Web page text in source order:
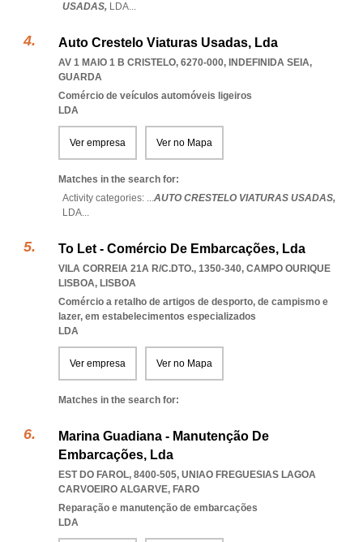
USADAS, LDA...
Auto Crestelo Viaturas Usadas, Lda
AV 1 MAIO 1 B CRISTELO, 6270-000, INDEFINIDA SEIA,
GUARDA
Comércio de veículos automóveis ligeiros
LDA
Ver empresa Ver no Mapa
Matches in the search for:
Activity categories: ...AUTO CRESTELO VIATURAS USADAS,
LDA...
To Let - Comércio De Embarcações, Lda
VILA CORREIA 21A R/C.DTO., 1350-340, CAMPO OURIQUE
LISBOA, LISBOA
Comércio a retalho de artigos de desporto, de campismo e
lazer, em estabelecimentos especializados
LDA
Ver empresa Ver no Mapa
Matches in the search for:
Marina Guadiana - Manutenção De
Embarcações, Lda
EST DO FAROL, 8400-505, UNIAO FREGUESIAS LAGOA
CARVOEIRO ALGARVE, FARO
Reparação e manutenção de embarcações
LDA